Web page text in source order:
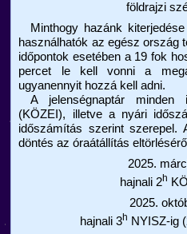
földrajzi
Minthogy hazánk
használhatók az egész ország
időpontok esetében a 19 fok
percet le kell vonni a
ugyanennyit hozzá kell adni.
A jelenségnaptár minden
(KÖZEI), illetve a nyári
időszámítás szerint szerepel.
döntés az óraátállítás
2025.
hajnali 2h
2025.
hajnali 3h NYISZ-ig